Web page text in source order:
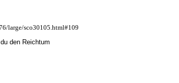
large/sco30105.html#109
den Reichtum